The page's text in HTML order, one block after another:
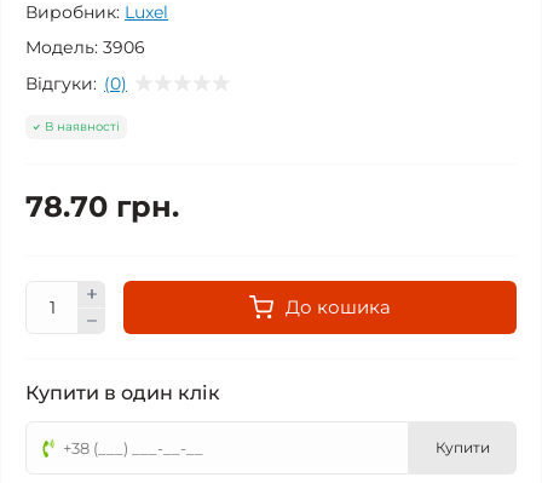
Виробник: Luxel
Модель: 3906
Відгуки: (0)
В наявності
78.70 грн.
До кошика
Купити в один клік
Купити